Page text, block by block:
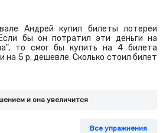
Андрей купил билеты лотереи
бы он потратил эти деньги на
то смог бы купить на 4 билета
на 5 р. дешевле. Сколько стоил билет
и она увеличится
Все упражнения